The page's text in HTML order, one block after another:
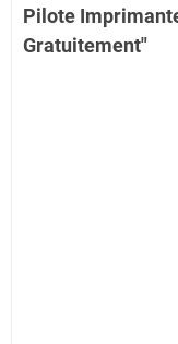
Pilote
Gratuitement"